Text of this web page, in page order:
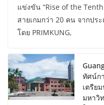
แข่งขัน “Rise of the
สายเกมกว่า 20 คน จากปร
โดย PRIMKUNG,
ทัศน์ก
เตรีย
มหาวิ